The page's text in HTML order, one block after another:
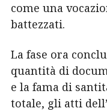
come una
battezzati.
La fase ora
quantità di
e la fama di
totale, gli atti